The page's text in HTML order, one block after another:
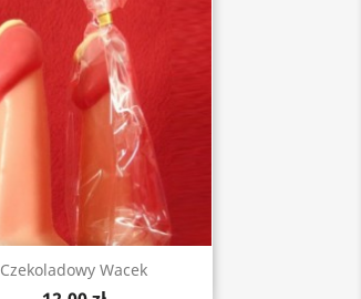
Czekoladowy Wacek
Szybki podgląd